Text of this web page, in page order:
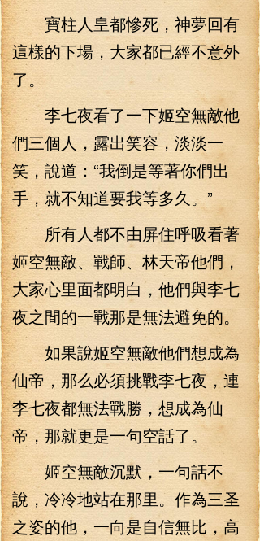
寶柱人皇都慘死，神夢回有
這樣的下場，大家都已經不意外
了。
李七夜看了一下姬空無敵他
們三個人，露出笑容，淡淡一
笑，說道：“我倒是等著你們出
手，就不知道要我等多久。”
所有人都不由屏住呼吸看著
姬空無敵、戰師、林天帝他們，
大家心里面都明白，他們與李七
夜之間的一戰那是無法避免的。
如果說姬空無敵他們想成為
仙帝，那么必須挑戰李七夜，連
李七夜都無法戰勝，想成為仙
帝，那就更是一句空話了。
姬空無敵沉默，一句話不
說，冷冷地站在那里。作為三圣
之姿的他，一向是自信無比，高